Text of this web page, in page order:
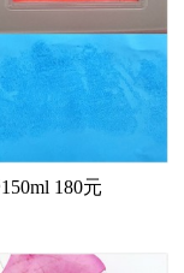
180元